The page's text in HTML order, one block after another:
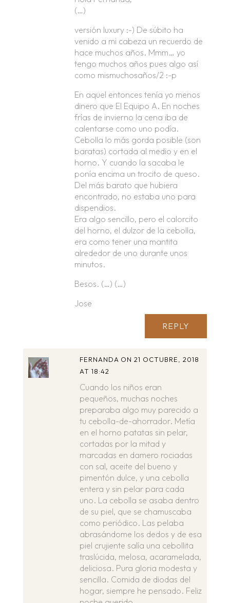
(…)
versión luxury :-) De súbito ha
venido a mi cabeza un recuerdo de
hace muchos años. Mmm… yo
tengo muchos años pues algo así
como mismuchosaños/2 :-p
En aquel entonces tenía yo menos
dinero que El Equipo A. En noches
frías de invierno la cena iba de
calentarse como uno podía.
Cebolla lo más gorda posible (son
baratas) cortada al medio y en el
horno. Y cuando la sacaba le
ponía encima un trocito de queso.
Del más barato que hubiera
encontrado, no estaba uno para
dispendios.
Era algo sencillo, pero el calorcito
del horno, el dulzor de la cebolla,
era como tener una mantita
alrededor de uno durante unos
minutos.
Besos. (…) (…)
Jose
REPLY
FERNANDA ON 21 OCTUBRE, 2018
AT 18:42
Cuando los niños eran
pequeños, muchas noches
preparaba algo muy parecido a
tu cebolla-de-ahorrador. Metía
en el horno patatas sin pelar,
cortadas por la mitad y
marcadas en damero rociadas
con sal, aceite del bueno y
pimentón dulce, y una cebolla
entera y sin pelar para cada
uno. La cebolla se asaba dentro
de su piel, que se chamuscaba
como periódico. Las pelaba
abrasándome los dedos y de esa
piel crujiente salía una cebollita
traslúcida, melosa, acaramelada,
deliciosa. Pura gloria modesta y
sencilla. Comida de diodas del
hogar, siempre he pensado. Feliz